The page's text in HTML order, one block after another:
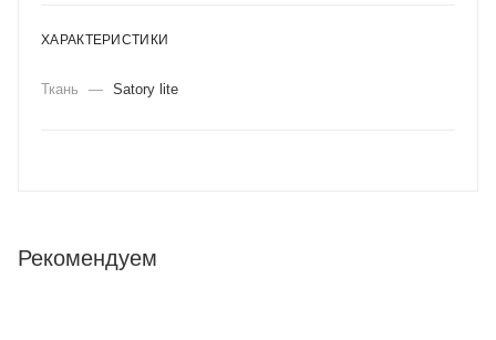
ХАРАКТЕРИСТИКИ
Ткань — Satory lite
Рекомендуем